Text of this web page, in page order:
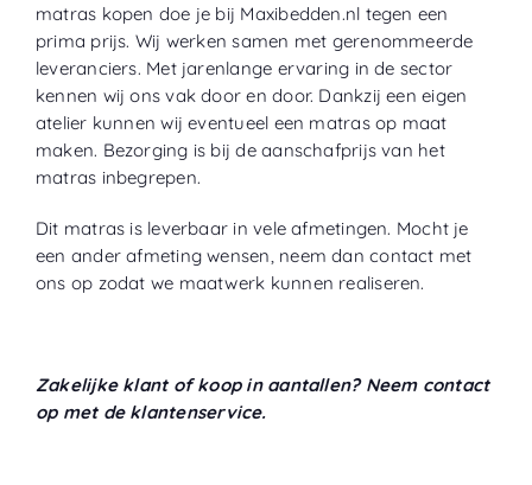
matras kopen doe je bij Maxibedden.nl tegen een
prima prijs. Wij werken samen met gerenommeerde
leveranciers. Met jarenlange ervaring in de sector
kennen wij ons vak door en door. Dankzij een eigen
atelier kunnen wij eventueel een matras op maat
maken. Bezorging is bij de aanschafprijs van het
matras inbegrepen.
Dit matras is leverbaar in vele afmetingen. Mocht je
een ander afmeting wensen, neem dan contact met
ons op zodat we maatwerk kunnen realiseren.
Zakelijke klant of koop in aantallen? Neem contact
op met de klantenservice.